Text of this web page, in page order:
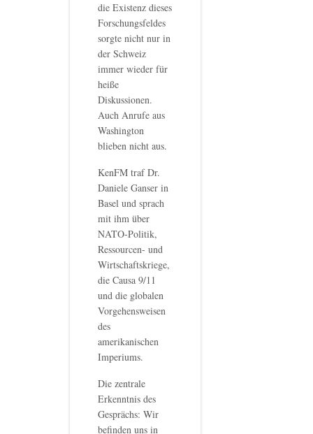
die Existenz dieses
Forschungsfeldes
sorgte nicht nur in
der Schweiz
immer wieder für
heiße
Diskussionen.
Auch Anrufe aus
Washington
blieben nicht aus.
KenFM traf Dr.
Daniele Ganser in
Basel und sprach
mit ihm über
NATO-Politik,
Ressourcen- und
Wirtschaftskriege,
die Causa 9/11
und die globalen
Vorgehensweisen
des
amerikanischen
Imperiums.
Die zentrale
Erkenntnis des
Gesprächs: Wir
befinden uns in